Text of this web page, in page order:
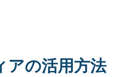
アの活用方法